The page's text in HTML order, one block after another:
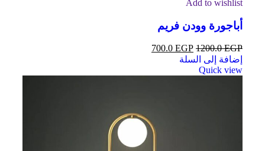
Add to wishlist
أباجورة وودن فريم
1200.0EGP
700.0 EGP
إضافة إلى السلة
Quick view